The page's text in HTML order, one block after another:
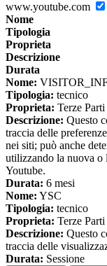
www.youtube.com
Nome
Tipologia
Proprieta
Descrizione
Durata
Nome:
Tipologia: tecnico
Proprieta: Terze Parti
Descrizione: Questo
traccia delle
nei siti; può anche
utilizzando la nuova o
Youtube.
Durata: 6 mesi
Nome: YSC
Tipologia: tecnico
Proprieta: Terze Parti
Descrizione: Questo
traccia delle
Durata: Sessione